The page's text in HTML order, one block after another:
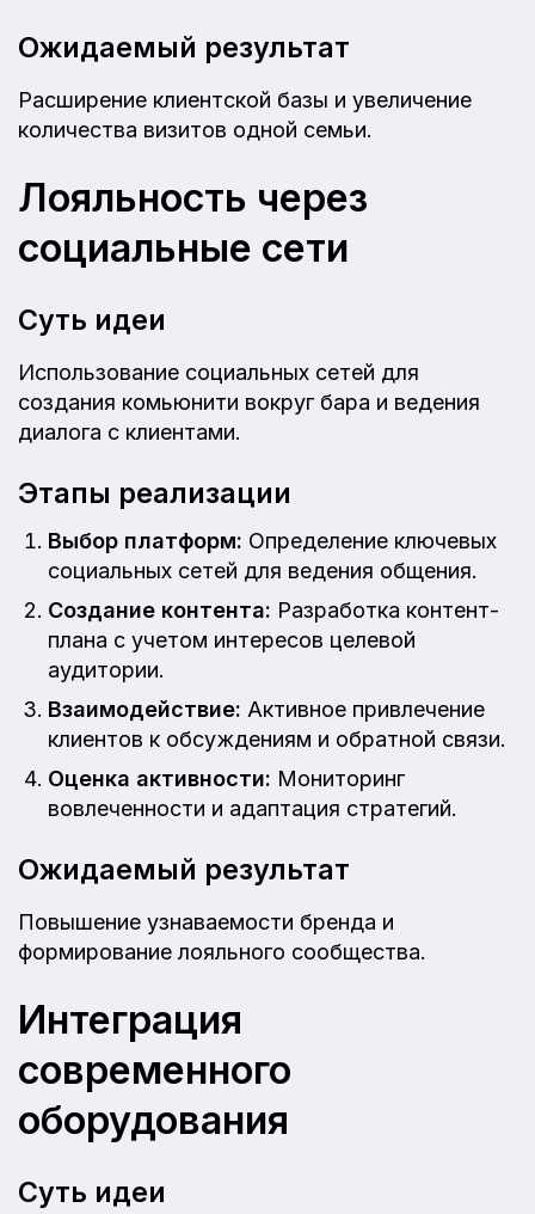
Ожидаемый результат
Расширение клиентской базы и увеличение
количества визитов одной семьи.
Лояльность через
социальные сети
Суть идеи
Использование социальных сетей для
создания комьюнити вокруг бара и ведения
диалога с клиентами.
Этапы реализации
Выбор платформ: Определение ключевых
социальных сетей для ведения общения.
Создание контента: Разработка контент-
плана с учетом интересов целевой
аудитории.
Взаимодействие: Активное привлечение
клиентов к обсуждениям и обратной связи.
Оценка активности: Мониторинг
вовлеченности и адаптация стратегий.
Ожидаемый результат
Повышение узнаваемости бренда и
формирование лояльного сообщества.
Интеграция
современного
оборудования
Суть идеи